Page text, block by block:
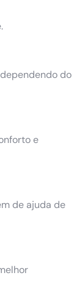
do
e
de ajuda de